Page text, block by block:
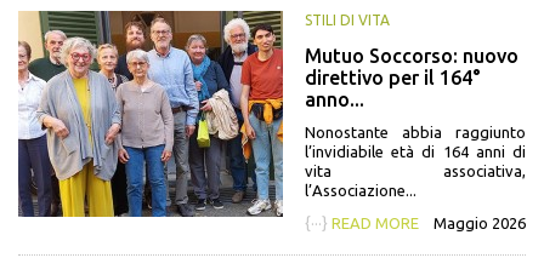
STILI DI VITA
Mutuo Soccorso: nuovo
direttivo per il 164°
anno...
Nonostante abbia raggiunto
l’invidiabile età di 164 anni di
vita associativa,
l’Associazione...
{···} READ MORE Maggio 2026